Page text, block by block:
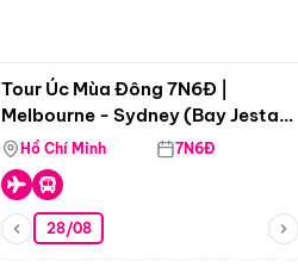
Tour Úc Mùa Đông 7N6Đ |
Melbourne - Sydney (Bay Jestar
Airways)
Hồ Chí Minh 7N6Đ
28/08